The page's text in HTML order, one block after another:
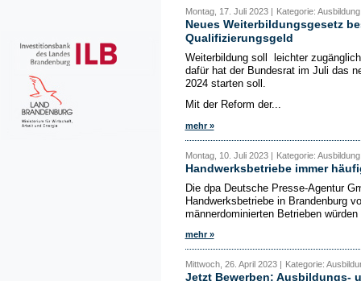
Montag, 17. Juli 2023 | Kategorie:
Neues Weiterbildungsgesetz
Qualifizierungsgeld
Weiterbildung soll leichter
dafür hat der Bundesrat im Juli das
2024 starten soll.
Mit der Reform der...
mehr »
Montag, 10. Juli 2023 | Kategorie:
Handwerksbetriebe immer
Die dpa Deutsche Presse-Agentur
Handwerksbetriebe in Brandenburg
männerdominierten Betrieben
mehr »
Mittwoch, 26. April 2023 | Kategorie:
Jetzt Bewerben: Ausbildungs-